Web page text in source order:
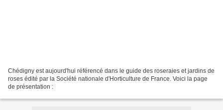
Chédigny est aujourd'hui référencé dans le guide des roseraies et jardins de
roses édité par la Société nationale d'Horticulture de France. Voici la page
de présentation :